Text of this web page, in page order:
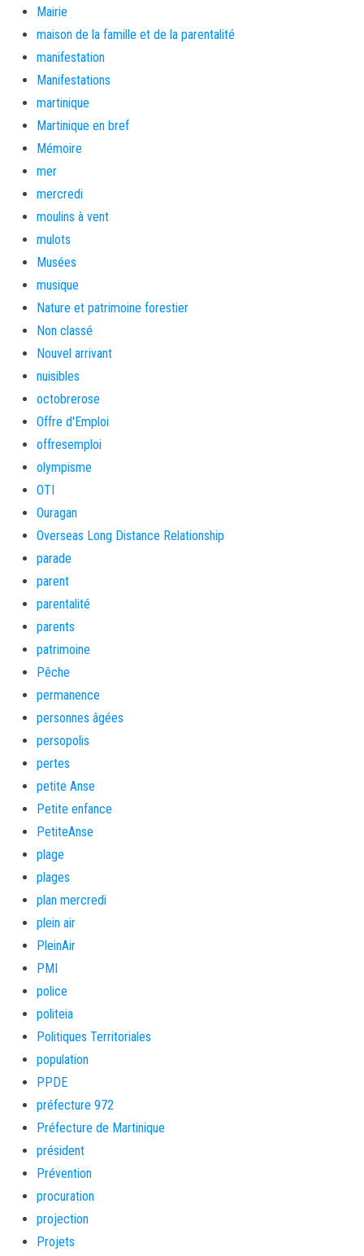
Mairie
maison de la famille et de la parentalité
manifestation
Manifestations
martinique
Martinique en bref
Mémoire
mer
mercredi
moulins à vent
mulots
Musées
musique
Nature et patrimoine forestier
Non classé
Nouvel arrivant
nuisibles
octobrerose
Offre d'Emploi
offresemploi
olympisme
OTI
Ouragan
Overseas Long Distance Relationship
parade
parent
parentalité
parents
patrimoine
Pêche
permanence
personnes âgées
persopolis
pertes
petite Anse
Petite enfance
PetiteAnse
plage
plages
plan mercredi
plein air
PleinAir
PMI
police
politeia
Politiques Territoriales
population
PPDE
préfecture 972
Préfecture de Martinique
président
Prévention
procuration
projection
Projets